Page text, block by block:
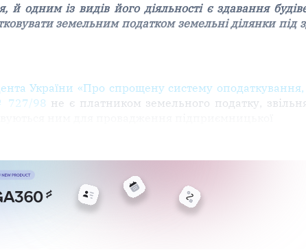
одним із видів його діяльності є здавання
земельним податком земельні ділянки під
України «Про спрощену систему оподаткування,
727/98 не є платником земельного податку,